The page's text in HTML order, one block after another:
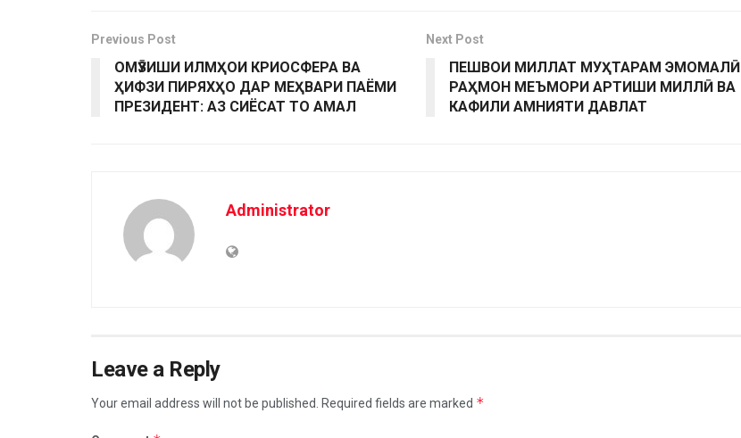
Previous Post
ОМӮЗИШИ ИЛМҲОИ КРИОСФЕРА ВА
ҲИФЗИ ПИРЯХҲО ДАР МЕҲВАРИ ПАЁМИ
ПРЕЗИДЕНТ: АЗ СИЁСАТ ТО АМАЛ
Next Post
ПЕШВОИ МИЛЛАТ МУҲТАРАМ ЭМОМАЛӢ
РАҲМОН МЕЪМОРИ АРТИШИ МИЛЛӢ ВА
КАФИЛИ АМНИЯТИ ДАВЛАТ
Administrator
Leave a Reply
Your email address will not be published. Required fields are marked *